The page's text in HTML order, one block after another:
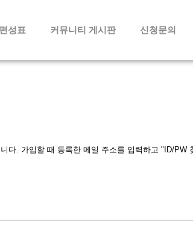
성표 커뮤니티 게시판 신청문의
다. 가입할 때 등록한 메일 주소를 입력하고 "ID/PW